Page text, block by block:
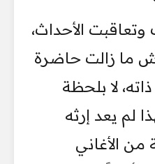
الأحداث،
ما زالت حاضرة
لا بلحظة
لم يعد إرثه
الأغاني